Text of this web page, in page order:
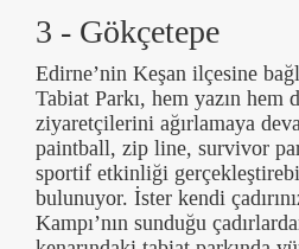
3 - Gökçetepe
Edirne’nin Keşan ilçesine
Tabiat Parkı, hem yazın hem
ziyaretçilerini ağırlamaya
paintball, zip line, survivor
sportif etkinliği
bulunuyor. İster kendi
Kampı’nın sunduğu